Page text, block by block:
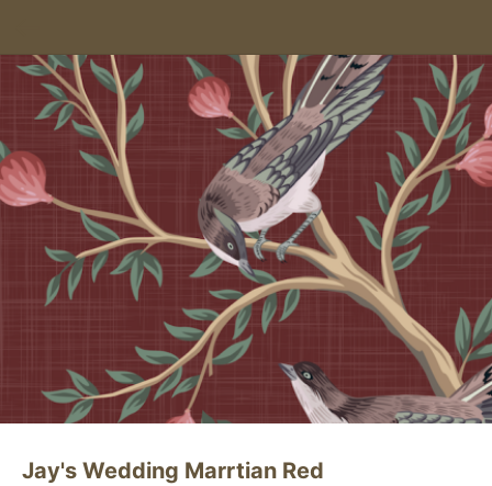
Jay's Wedding Marrtian Red